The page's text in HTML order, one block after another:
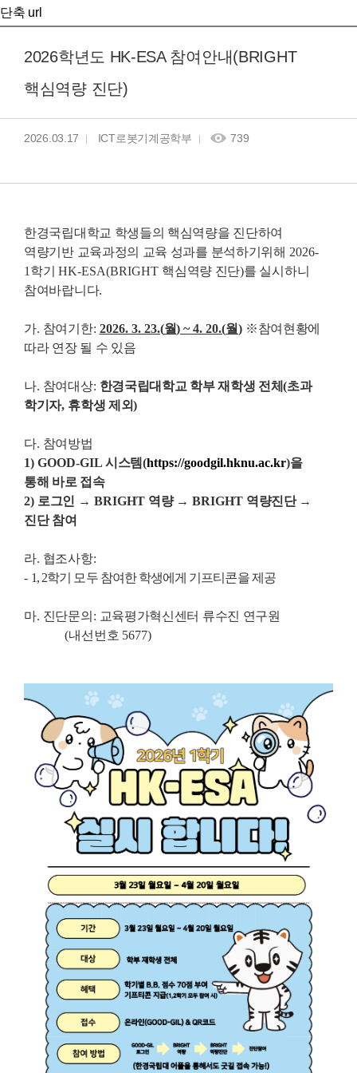
단축 url
2026학년도 HK-ESA 참여안내(BRIGHT
핵심역량 진단)
2026.03.17 ICT로봇기계공학부 739
한경국립대학교 학생들의 핵심역량을 진단하여
역량기반 교육과정의 교육 성과를 분석하기위해 2026-
1 학기HK-ESA(BRIGHT 핵심역량 진단)를 실시하니
참여바랍니다.
가. 참여기한: 2026. 3. 23.(월) ~ 4. 20.(월) ※참여현황에
따라 연장 될 수 있음
나. 참여대상: 한경국립대학교 학부 재학생 전체(초과
학기자, 휴학생 제외)
다. 참여방법
1) GOOD-GIL 시스템(https://goodgil.hknu.ac.kr)을
통해 바로 접속
2) 로그인 → BRIGHT 역량 → BRIGHT 역량진단 →
진단 참여
라. 협조사항:
- 1, 2학기 모두 참여한 학생에게 기프티콘을 제공
마. 진단문의 : 교육평가혁신센터 류수진 연구원
(내선번호 5677)